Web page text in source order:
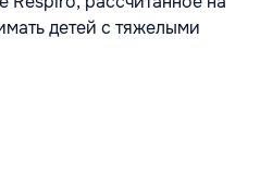
детей с тяжелыми